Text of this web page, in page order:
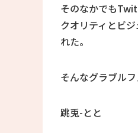
そのなかでも
クオリティとビ
れた。
そんなグラブル
跳兎-とと